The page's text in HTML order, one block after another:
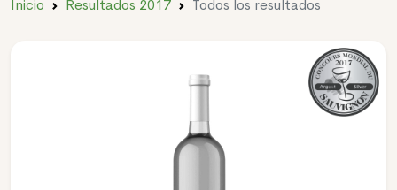
Inicio Resultados 2017 Todos los resultados